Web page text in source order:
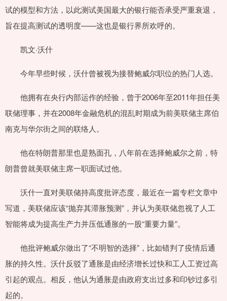
试的模型和方法，以此测试美国最大的银行能否承受严重衰退，
旨在提高测试的透明度——这也是银行界所欢呼的。
凯文·沃什
今年早些时候，沃什曾被视为接替鲍威尔职位的热门人选。
他拥有在央行内部运作的经验，曾于2006年至2011年担任美
联储理事，并在2008年金融危机的混乱时期成为前美联储主席伯
南克与华尔街之间的联络人。
他在特朗普那里也是熟面孔，八年前在选择鲍威尔之前，特
朗普曾就美联储主席一职面试过他。
沃什一直对美联储持高度批评态度，最近在一篇专栏文章中
写道，美联储应该“抛弃其滞胀预测”，并认为美联储忽视了人工
智能将成为提高生产力并压低通胀的一股“重要力量”。
他批评鲍威尔做出了“不明智的选择”，比如错判了疫情后通
胀的持久性。沃什反驳了通胀是由经济增长过快和工人工资过高
引起的观点。相反，他认为通胀是由政府支出过多和印钞过多引
起的。